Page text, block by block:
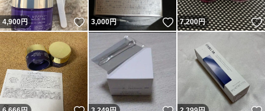
4,900円 いいね！
3,000円 いいね！
7,200円